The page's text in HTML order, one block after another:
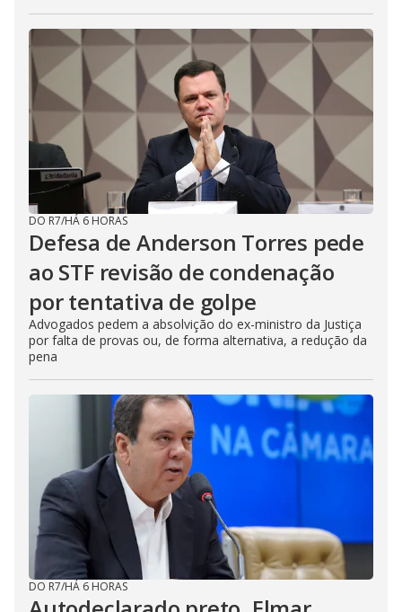
DO R7/HÁ 6 HORAS
Defesa de Anderson Torres pede
ao STF revisão de condenação
por tentativa de golpe
Advogados pedem a absolvição do ex-ministro da Justiça
por falta de provas ou, de forma alternativa, a redução da
pena
DO R7/HÁ 6 HORAS